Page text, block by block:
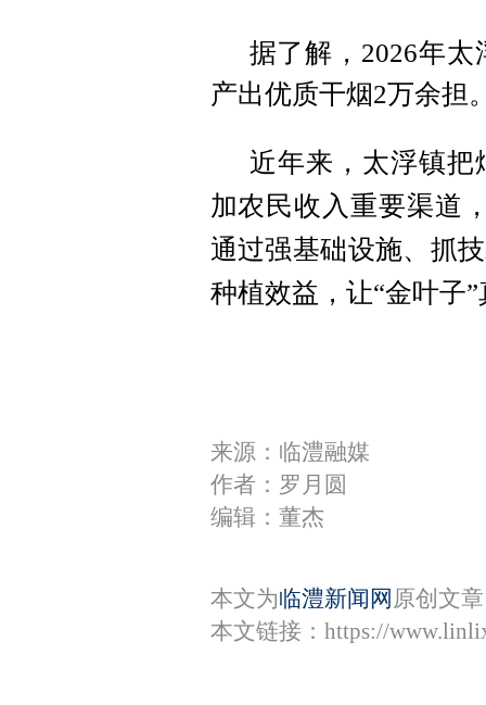
据了解，2026年
产出优质干烟2万余担
近年来，太浮镇把
加农民收入重要渠道
通过强基础设施、抓
种植效益，让“金叶子
来源：临澧融媒
作者：罗月圆
编辑：董杰
本文为临澧新闻网 原创文
本文链接： https://